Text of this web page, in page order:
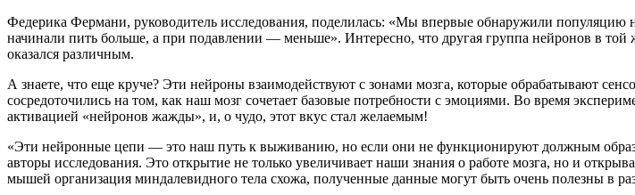
Федерика Фермани, руководитель исследования, поделилась: «Мы впервые обнаружили
начинали пить больше, а при подавлении — меньше». Интересно, что другая группа нейронов в той
оказался различным.
А знаете, что еще круче? Эти нейроны взаимодействуют с зонами мозга, которые обрабатывают
сосредоточились на том, как наш мозг сочетает базовые потребности с эмоциями. Во время
активацией «нейронов жажды», и, о чудо, этот вкус стал желаемым!
«Эти нейронные цепи — это наш путь к выживанию, но если они не функционируют должным
авторы исследования. Это открытие не только увеличивает наши знания о работе мозга, но и
мышей организация миндалевидного тела схожа, полученные данные могут быть очень полезны в